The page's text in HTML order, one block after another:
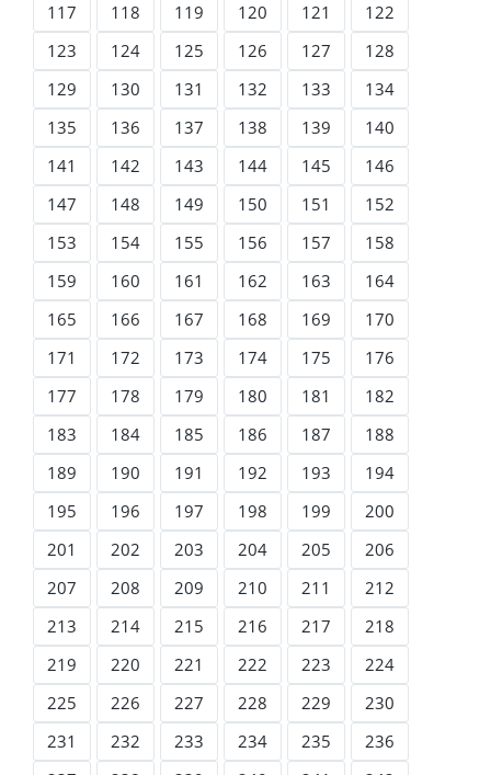
117
118 119 120 121
122
123
124 125 126 127
128
129
130 131 132 133
134
135
136 137 138 139
140
141
142 143 144 145
146
147
148 149 150 151
152
153
154 155 156 157
158
159
160 161 162 163
164
165
166 167 168 169
170
171
172 173 174 175
176
177
178 179 180 181
182
183
184 185 186 187
188
189
190 191 192 193
194
195
196 197 198 199
200
201
202 203 204 205
206
207
208 209 210 211
212
213
214 215 216 217
218
219
220 221 222 223
224
225
226 227 228 229
230
231
232 233 234 235
236